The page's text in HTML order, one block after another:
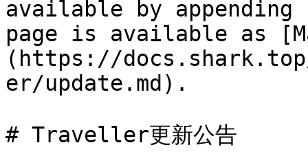
available by
page is available as
(https://
er/update.md).
# Traveller更新公告